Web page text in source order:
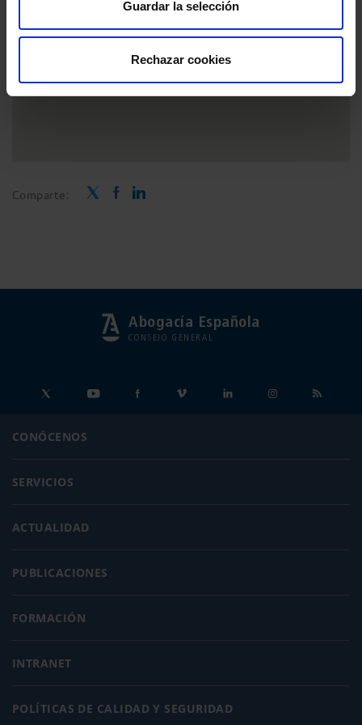
Guardar la selección
Rechazar cookies
Comparte:
Abogacía Española
CONSEJO GENERAL
CONÓCENOS
SERVICIOS
ACTUALIDAD
PUBLICACIONES
FORMACIÓN
INTRANET
POLÍTICAS DE CALIDAD Y SEGURIDAD